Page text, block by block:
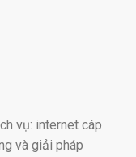
vụ: internet cáp
và giải pháp